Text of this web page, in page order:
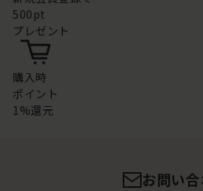
500pt
プレゼント
購入時
ポイント
1%還元
お問い